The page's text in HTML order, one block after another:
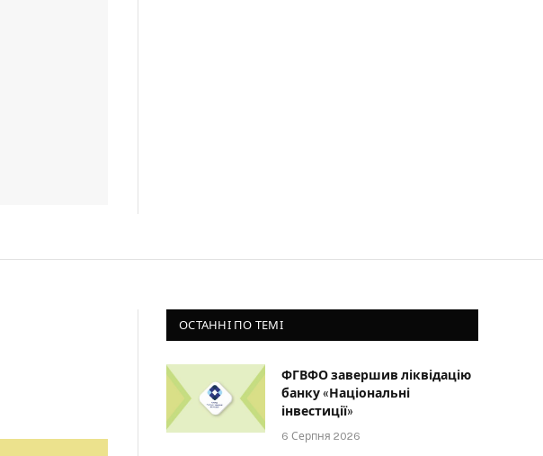
ОСТАННІ ПО ТЕМІ
ФГВФО завершив ліквідацію
банку «Національні
інвестиції»
6 Серпня 2026